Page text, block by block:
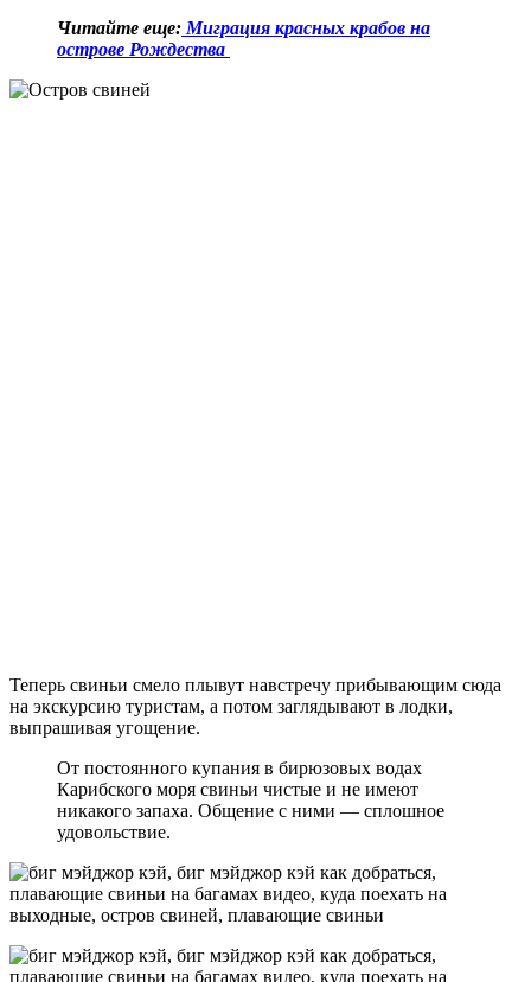
Читайте еще: Миграция красных крабов на
острове Рождества
Теперь свиньи смело плывут навстречу прибывающим сюда
на экскурсию туристам, а потом заглядывают в лодки,
выпрашивая угощение.
От постоянного купания в бирюзовых водах
Карибского моря свиньи чистые и не имеют
никакого запаха. Общение с ними — сплошное
удовольствие.